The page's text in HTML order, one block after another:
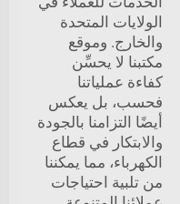
الولايات المتحدة
والخارج. وموقع
مكتبنا لا يحسِّن
كفاءة عملياتنا
فحسب، بل يعكس
أيضًا التزامنا بالجودة
والابتكار في قطاع
الكهرباء، مما يمكننا
من تلبية احتياجات